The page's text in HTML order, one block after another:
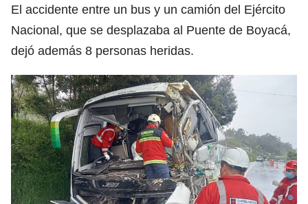
El accidente entre un bus y un camión del Ejército
Nacional, que se desplazaba al Puente de Boyacá,
dejó además 8 personas heridas.